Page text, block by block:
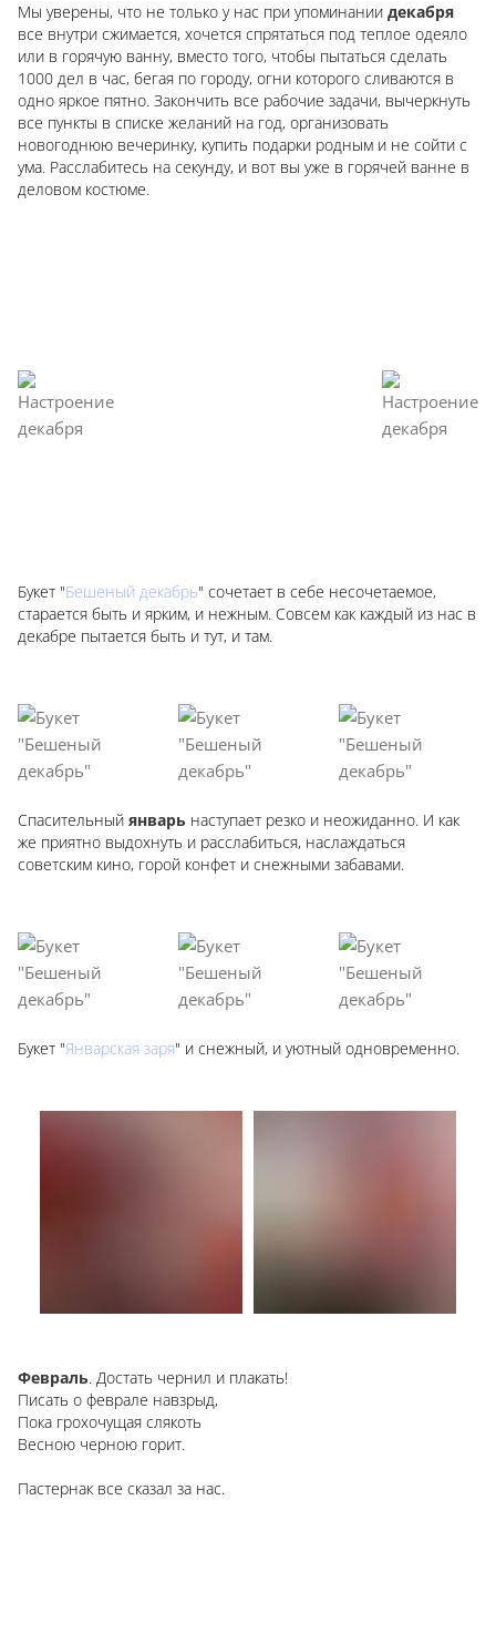
Мы уверены, что не только у нас при упоминании декабря
все внутри сжимается, хочется спрятаться под теплое одеяло
или в горячую ванну, вместо того, чтобы пытаться сделать
1000 дел в час, бегая по городу, огни которого сливаются в
одно яркое пятно. Закончить все рабочие задачи, вычеркнуть
все пункты в списке желаний на год, организовать
новогоднюю вечеринку, купить подарки родным и не сойти с
ума. Расслабитесь на секунду, и вот вы уже в горячей ванне в
деловом костюме.
Букет "Бешеный декабрь" сочетает в себе несочетаемое,
старается быть и ярким, и нежным. Совсем как каждый из нас в
декабре пытается быть и тут, и там.
Спасительный январь наступает резко и неожиданно. И как
же приятно выдохнуть и расслабиться, наслаждаться
советским кино, горой конфет и снежными забавами.
Букет "Январская заря" и снежный, и уютный одновременно.
Февраль. Достать чернил и плакать!
Писать о феврале навзрыд,
Пока грохочущая слякоть
Весною черною горит.
Пастернак все сказал за нас.